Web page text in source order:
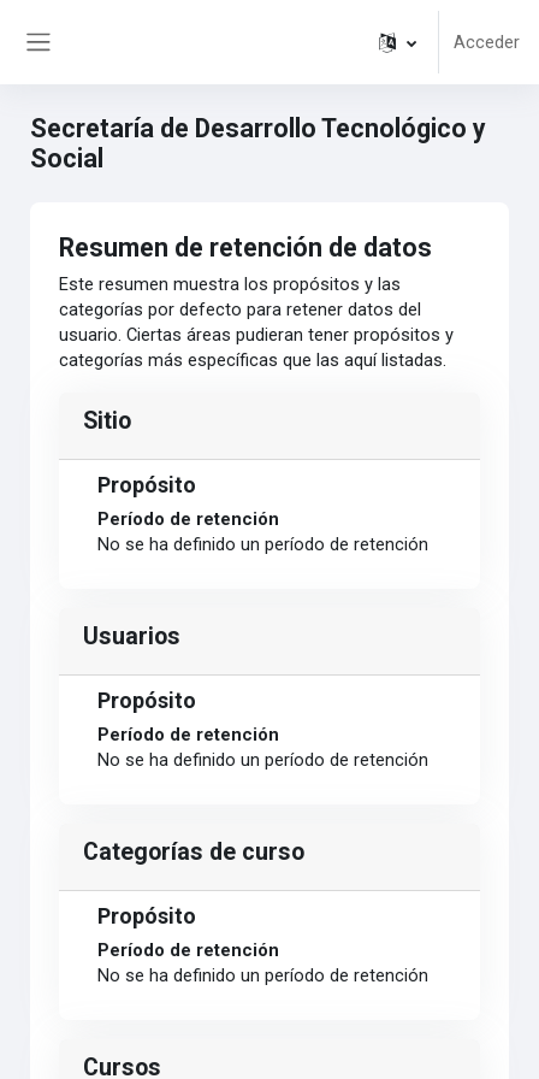
Acceder
Secretaría de Desarrollo Tecnológico y
Social
Resumen de retención de datos
Este resumen muestra los propósitos y las
categorías por defecto para retener datos del
usuario. Ciertas áreas pudieran tener propósitos y
categorías más específicas que las aquí listadas.
Sitio
Propósito
Período de retención
No se ha definido un período de retención
Usuarios
Propósito
Período de retención
No se ha definido un período de retención
Categorías de curso
Propósito
Período de retención
No se ha definido un período de retención
Cursos